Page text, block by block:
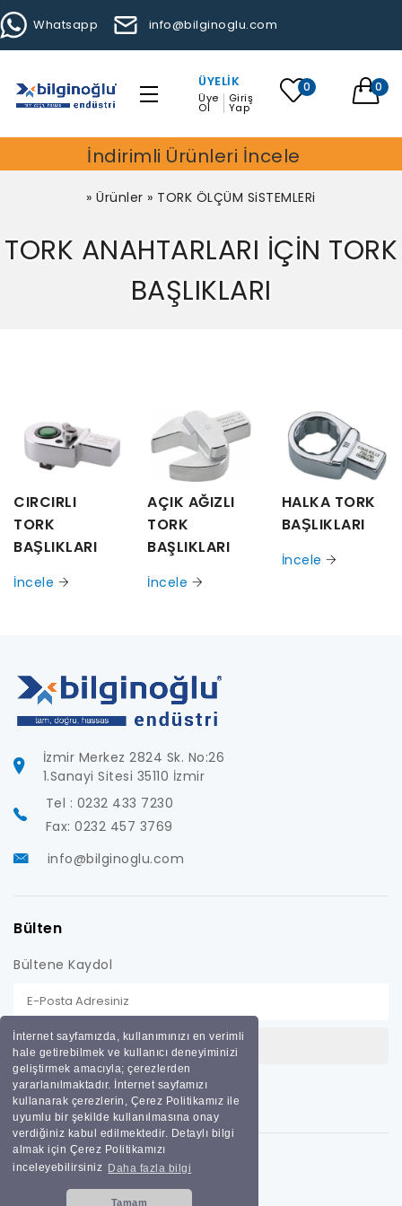
İnternet sayfamızda, kullanımınızı en verimli
hale getirebilmek ve kullanıcı deneyiminizi
geliştirmek amacıyla; çerezlerden
yararlanılmaktadır. İnternet sayfamızı
kullanarak çerezlerin, Çerez Politikamız ile
uyumlu bir şekilde kullanılmasına onay
verdiğiniz kabul edilmektedir. Detaylı bilgi
almak için Çerez Politikamızı
inceleyebilirsiniz Daha fazla bilgi
Tamam
Whatsapp info@bilginoglu.com
ÜYELIK
Üye
Ol
Giriş
Yap
0 0
İndirimli Ürünleri İncele
»Ürünler » TORK ÖLÇÜM SiSTEMLERi
TORK ANAHTARLARI İÇİN TORK
BAŞLIKLARI
CIRCIRLI
TORK
BAŞLIKLARI
İncele
AÇIK AĞIZLI
TORK
BAŞLIKLARI
İncele
HALKA TORK
BAŞLIKLARI
İncele
İzmir Merkez 2824 Sk. No:26
1.Sanayi Sitesi 35110 İzmir
Tel : 0232 433 7230
Fax: 0232 457 3769
info@bilginoglu.com
Bülten
Bültene Kaydol